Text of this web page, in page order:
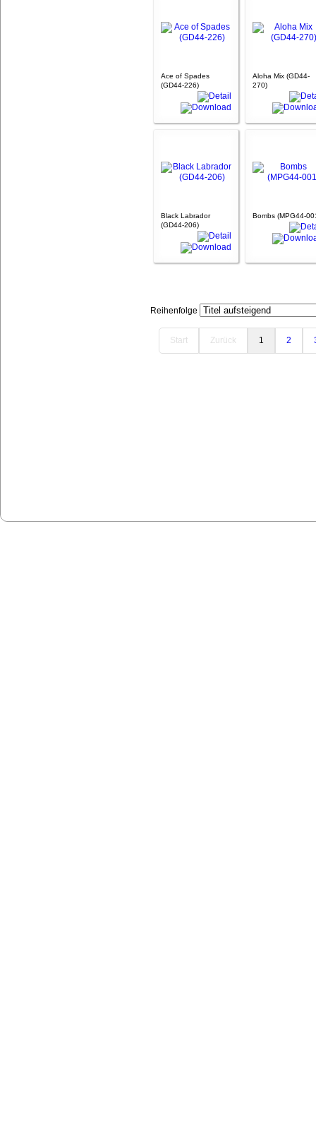
Ace of Spades
(GD44-226)
Aloha Mix (GD44-
270)
Black Labrador
(GD44-206)
Bombs (MPG44-
Reihenfolge
Start Zurück 1 2